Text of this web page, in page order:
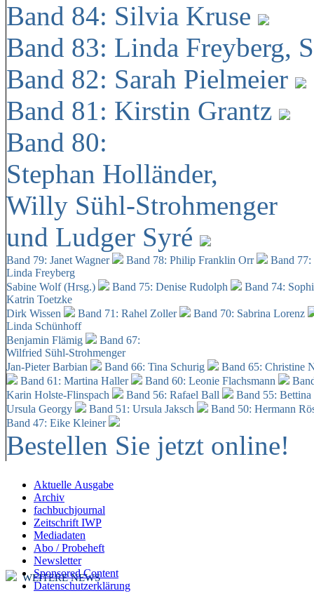
Band 84: Silvia Kruse
Band 83: Linda Freyberg,
Band 82: Sarah Pielmeier
Band 81: Kirstin Grantz
Band 80:
Stephan Holländer,
Willy Sühl-Strohmenger
und Ludger Syré
Band 79: Janet Wagner Band 78: Philip Franklin Orr
Band
Linda Freyberg
Sabine Wolf (Hrsg.)
Band 75: Denise Rudolph
Band 74:
Katrin Toetzke
Dirk Wissen
Band 71: Rahel Zoller
Band 70: Sabrina Lorenz
Linda Schünhoff
Benjamin Flämig
Band 67:
Wilfried Sühl-Strohmenger
Jan-Pieter Barbian
Band 66: Tina Schurig
Band 65: Christine
Band 61: Martina Haller
Band 60: Leonie Flachsmann
Karin Holste-Flinspach
Band 56: Rafael Ball
Band 55:
Ursula Georgy
Band 51: Ursula Jaksch Band 50: Hermann
Band 47: Eike Kleiner
Bestellen Sie jetzt online!
Aktuelle Ausgabe
Archiv
fachbuchjournal
Zeitschrift IWP
Mediadaten
Abo / Probeheft
Newsletter
Sponsored Content
Datenschutzerklärung
WEITERE NEWS